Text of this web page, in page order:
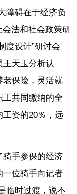
障碍在于经济负
会法和社会政策研
度设计”研讨会
王天玉分析认
老保险，灵活就
工共同缴纳的全
工资的20％，远
骑手参保的经济
一位骑手向记者
临时过渡，说不